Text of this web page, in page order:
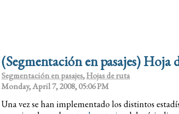
(Segmentación en pasajes) Hoja
Segmentación en pasajes,Hojas de ruta
Monday, April 7, 2008, 05:06 PM
Una vez se han implementado los distintos